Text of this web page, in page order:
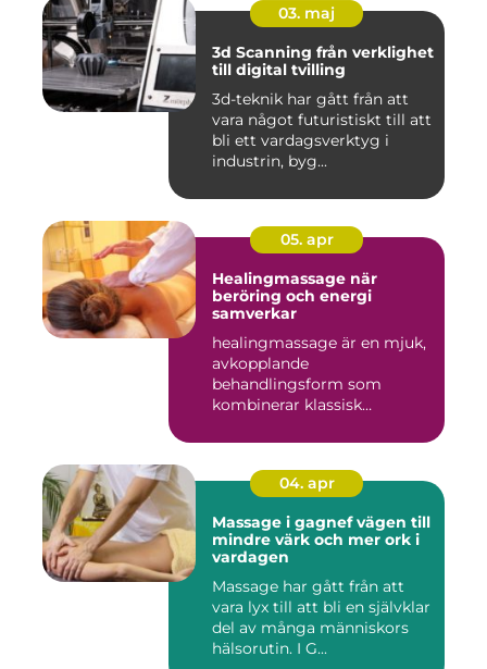
03. maj
3d Scanning från verklighet
till digital tvilling
3d-teknik har gått från att
vara något futuristiskt till att
bli ett vardagsverktyg i
industrin, byg...
05. apr
Healingmassage när
beröring och energi
samverkar
healingmassage är en mjuk,
avkopplande
behandlingsform som
kombinerar klassisk
04. apr
Massage i gagnef vägen till
mindre värk och mer ork i
vardagen
Massage har gått från att
vara lyx till att bli en självklar
del av många människors
hälsorutin. I G...